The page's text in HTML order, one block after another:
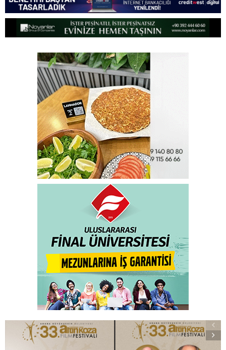
10:53 10 Ağustos 2026
“Öncelikli olan Türkiye’nin müzakere masasına
BM Genel Sekreterinin Kıbrıs Kişisel Temsilcisi Maria
Angela Holguin’in dün Politis gazetesinde yayımlanan
röportajı bugünkü gazetelerde yer alırken, Kıbrıs
Cumhuriyeti Hükümet Sözcüsü Konstantinos
Letimbiotis konuya ilişkin açıklamada bulundu.